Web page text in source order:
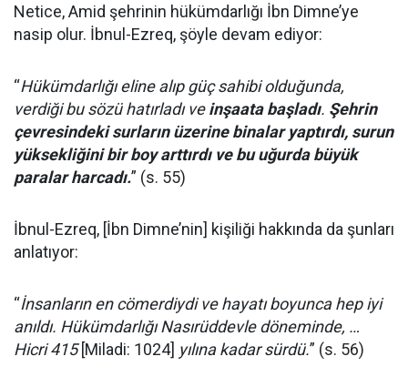
Netice, Amid şehrinin hükümdarlığı İbn Dimne’ye
nasip olur. İbnul-Ezreq, şöyle devam ediyor:
“Hükümdarlığı eline alıp güç sahibi olduğunda,
verdiği bu sözü hatırladı veinşaata başladı. Şehrin
çevresindeki surların üzerine binalar yaptırdı, surun
yüksekliğini bir boy arttırdı ve bu uğurda büyük
paralar harcadı.” (s. 55)
İbnul-Ezreq, [İbn Dimne’nin] kişiliği hakkında da şunları
anlatıyor:
“İnsanların en cömerdiydi ve hayatı boyunca hep iyi
anıldı. Hükümdarlığı Nasırüddevle döneminde, …
Hicri 415[Miladi: 1024] yılına kadar sürdü.” (s. 56)